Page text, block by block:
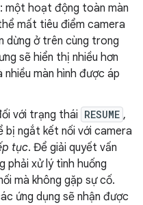
một hoạt động toàn màn
mất tiêu điểm camera
dừng ở trên cùng trong
sẽ hiển thị nhiều hơn
màn hình được áp
với trạng thái RESUME ,
bị ngắt kết nối với camera
tục. Để giải quyết vấn
phải xử lý tình huống
mà không gặp sự cố.
ứng dụng sẽ nhận được